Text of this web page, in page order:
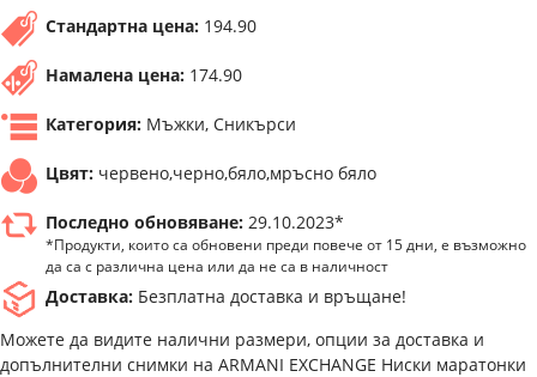
Стандартна цена: 194.90
Намалена цена: 174.90
Категория: Мъжки, Сникърси
Цвят: червено,черно,бяло,мръсно бяло
Последно обновяване: 29.10.2023*
*Продукти, които са обновени преди повече от 15 дни, е възможно
да са с различна цена или да не са в наличност
Доставка: Безплатна доставка и връщане!
Можете да видите налични размери, опции за доставка и
допълнителни снимки на ARMANI EXCHANGE Ниски маратонки